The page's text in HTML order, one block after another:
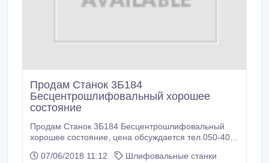
Продам Станок 3Б184
Бесцентрошлифовальный хорошее
состояние
Продам Станок 3Б184 Бесцентрошлифовальный
хорошее состояние, цена обсуждается тел.050-400-
07/06/2018 11:12
Шлифовальные станки